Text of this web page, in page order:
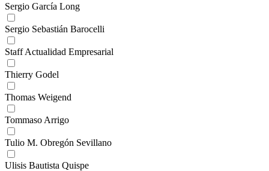
Sergio García Long
Sergio Sebastián Barocelli
Staff Actualidad Empresarial
Thierry Godel
Thomas Weigend
Tommaso Arrigo
Tulio M. Obregón Sevillano
Ulisis Bautista Quispe